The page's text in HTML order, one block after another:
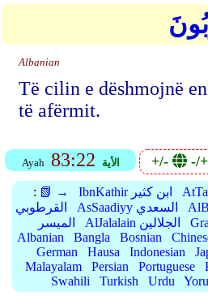
Albanian
Të cilin e dëshmojnë
të afërmit.
Ayah 83:22 الأية +/- -/+
: 📗 → IbnKathir ابن كثير
القرطوبي
AsSaadiyy السعدي
الميسر
AlJalalain الجلالين
Albanian
Bangla Bosnian
German
Hausa Indonesian
Malayalam
Persian Portuguese
Swahili
Turkish Urdu